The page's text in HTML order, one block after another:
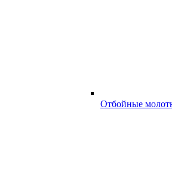
Отбойные